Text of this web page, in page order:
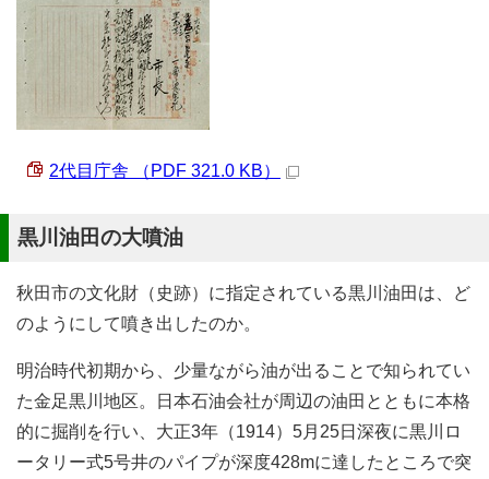
2代目庁舎 （PDF 321.0 KB）
黒川油田の大噴油
秋田市の文化財（史跡）に指定されている黒川油田は、ど
のようにして噴き出したのか。
明治時代初期から、少量ながら油が出ることで知られてい
た金足黒川地区。日本石油会社が周辺の油田とともに本格
的に掘削を行い、大正3年（1914）5月25日深夜に黒川ロ
ータリー式5号井のパイプが深度428mに達したところで突